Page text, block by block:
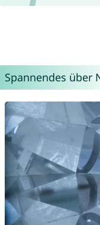
Spannendes über